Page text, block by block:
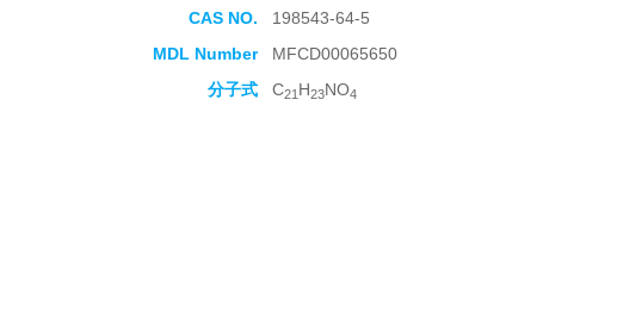
CAS NO.
198543-64-5
MDL Number
MFCD00065650
分子式 C21 H23NO4